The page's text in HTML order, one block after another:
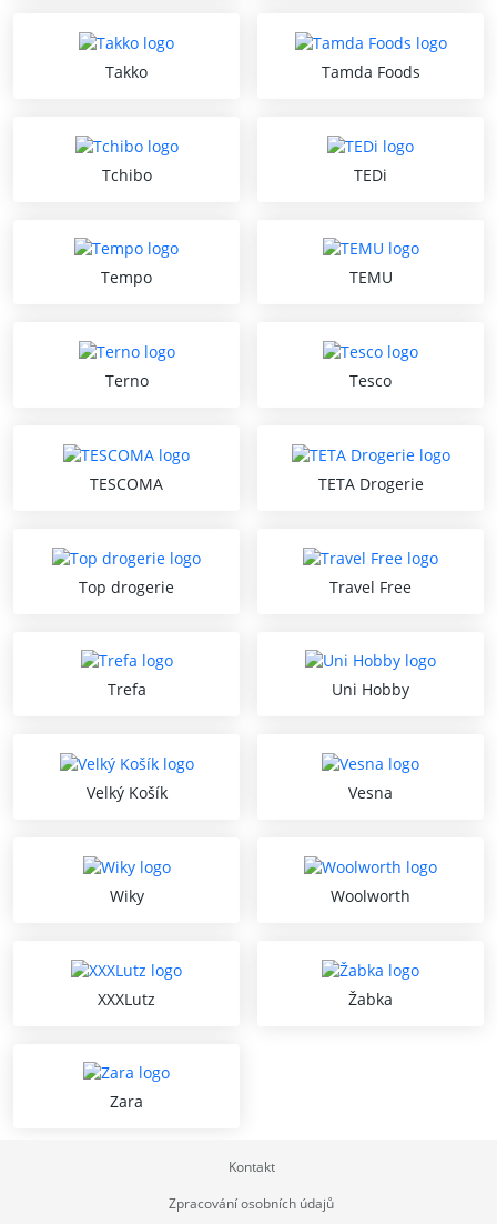
Takko Tamda Foods
Tchibo TEDi
Tempo TEMU
Terno Tesco
TESCOMA TETA Drogerie
Top drogerie Travel Free
Trefa Uni Hobby
Velký Košík Vesna
Wiky Woolworth
XXXLutz Žabka
Zara
Kontakt
Zpracování osobních údajů